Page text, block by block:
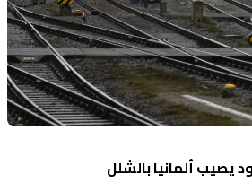
يصيب ألمانيا بالشلل